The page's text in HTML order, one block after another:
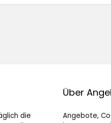
die
Über
Angebote,